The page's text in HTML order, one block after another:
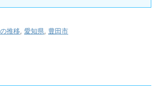
推移, 愛知県, 豊田市